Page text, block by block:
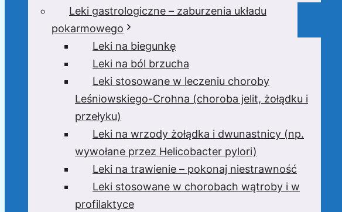
Leki gastrologiczne – zaburzenia układu
pokarmowego
Leki na biegunkę
Leki na ból brzucha
Leki stosowane w leczeniu choroby
Leśniowskiego-Crohna (choroba jelit, żołądku i
przełyku)
Leki na wrzody żołądka i dwunastnicy (np.
wywołane przez Helicobacter pylori)
Leki na trawienie – pokonaj niestrawność
Leki stosowane w chorobach wątroby i w
profilaktyce